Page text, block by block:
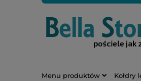
Menu produktów Kołdry